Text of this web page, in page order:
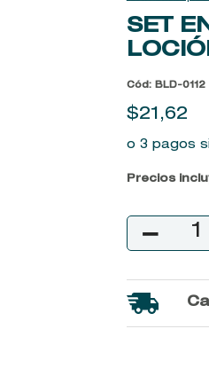
SET
Cód : BLD-0112
$21 ,62
o 3 pagos
Precios
－